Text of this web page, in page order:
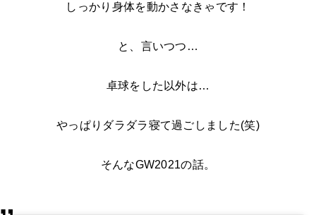
しっかり身体を動かさなきゃです！
と、言いつつ…
卓球をした以外は…
やっぱりダラダラ寝て過ごしました(笑)
そんなGW2021の話。